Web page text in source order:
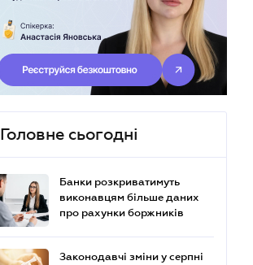
Головне сьогодні
Банки розкриватимуть
виконавцям більше даних
про рахунки боржників
Законодавчі зміни у серпні